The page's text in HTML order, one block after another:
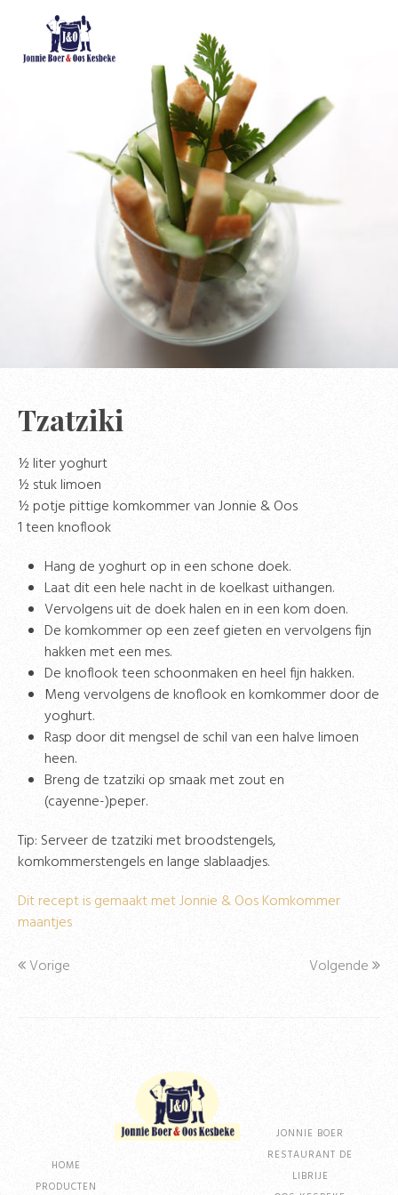
Tzatziki
½ liter yoghurt
½ stuk limoen
½ potje pittige komkommer van Jonnie & Oos
1 teen knoflook
Hang de yoghurt op in een schone doek.
Laat dit een hele nacht in de koelkast uithangen.
Vervolgens uit de doek halen en in een kom doen.
De komkommer op een zeef gieten en vervolgens fijn
hakken met een mes.
De knoflook teen schoonmaken en heel fijn hakken.
Meng vervolgens de knoflook en komkommer door de
yoghurt.
Rasp door dit mengsel de schil van een halve limoen
heen.
Breng de tzatziki op smaak met zout en
(cayenne-)peper.
Tip: Serveer de tzatziki met broodstengels,
komkommerstengels en lange slablaadjes.
Dit recept is gemaakt met Jonnie & Oos Komkommer
maantjes
Vorige
Volgende
HOME
PRODUCTEN
JONNIE BOER
RESTAURANT DE
LIBRIJE